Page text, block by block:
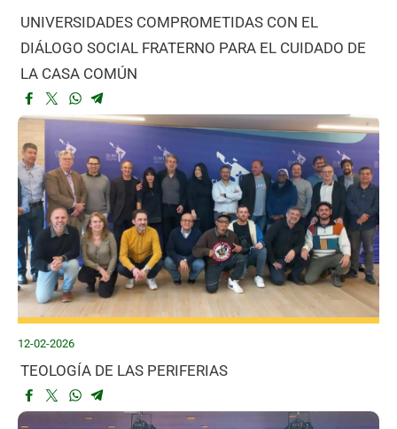
UNIVERSIDADES COMPROMETIDAS CON EL
DIÁLOGO SOCIAL FRATERNO PARA EL CUIDADO DE
LA CASA COMÚN
12-02-2026
TEOLOGÍA DE LAS PERIFERIAS